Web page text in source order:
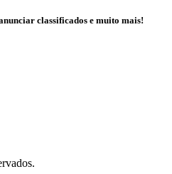
classificados e muito mais!